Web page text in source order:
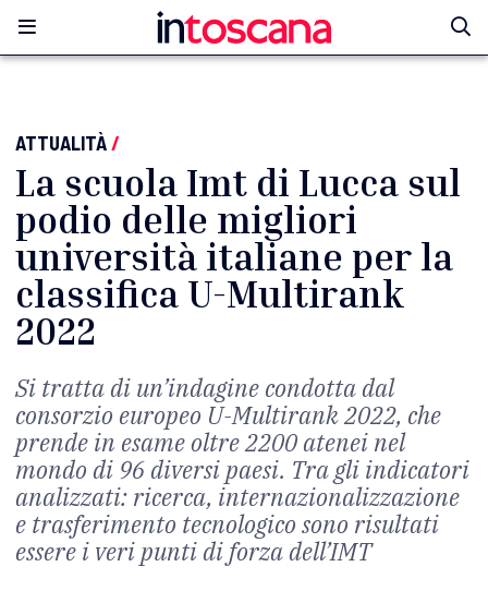
ATTUALITÀ/
La scuola Imt di Lucca sul
podio delle migliori
università italiane per la
classifica U-Multirank
2022
Si tratta di un’indagine condotta dal
consorzio europeo U-Multirank 2022, che
prende in esame oltre 2200 atenei nel
mondo di 96 diversi paesi. Tra gli indicatori
analizzati: ricerca, internazionalizzazione
e trasferimento tecnologico sono risultati
essere i veri punti di forza dell’IMT